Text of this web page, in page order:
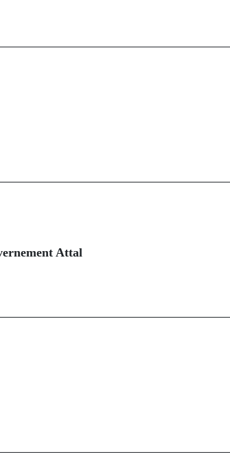
Attal